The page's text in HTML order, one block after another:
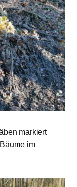
markiert
im